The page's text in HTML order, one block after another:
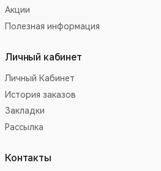
Акции
Полезная информация
Личный кабинет
Личный Кабинет
История заказов
Закладки
Рассылка
Контакты